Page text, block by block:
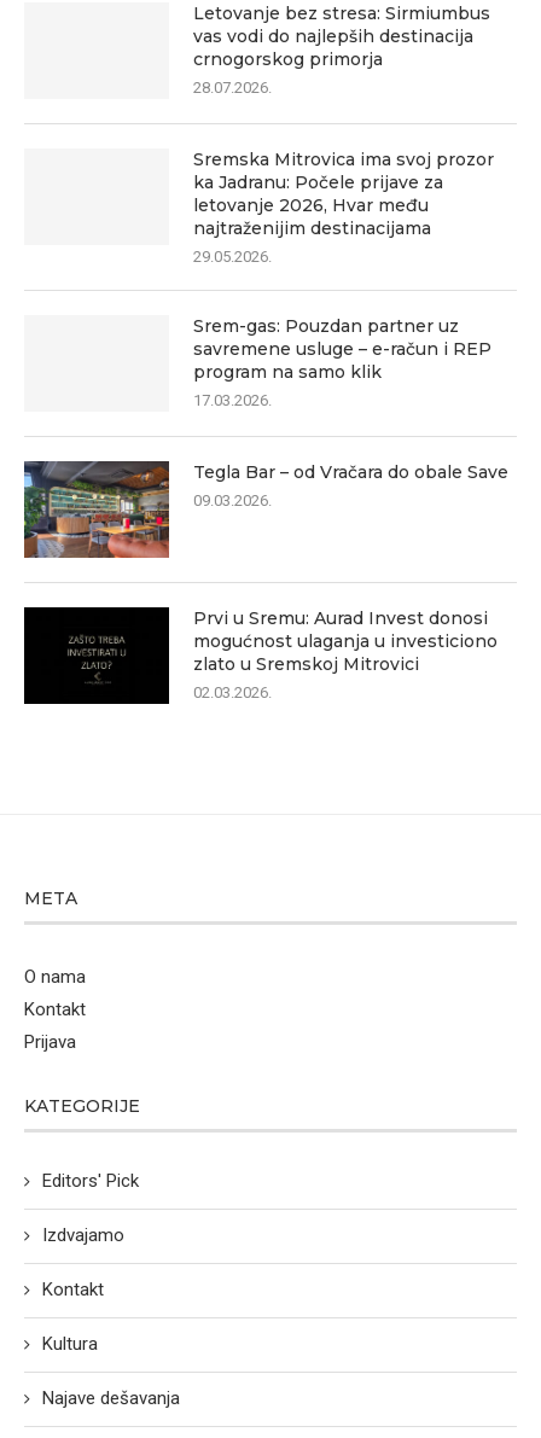
Letovanje bez stresa: Sirmiumbus
vas vodi do najlepših destinacija
crnogorskog primorja
28.07.2026.
Sremska Mitrovica ima svoj prozor
ka Jadranu: Počele prijave za
letovanje 2026, Hvar među
najtraženijim destinacijama
29.05.2026.
Srem-gas: Pouzdan partner uz
savremene usluge – e-račun i REP
program na samo klik
17.03.2026.
Tegla Bar – od Vračara do obale Save
09.03.2026.
Prvi u Sremu: Aurad Invest donosi
mogućnost ulaganja u investiciono
zlato u Sremskoj Mitrovici
02.03.2026.
META
O nama
Kontakt
Prijava
KATEGORIJE
Editors' Pick
Izdvajamo
Kontakt
Kultura
Najave dešavanja